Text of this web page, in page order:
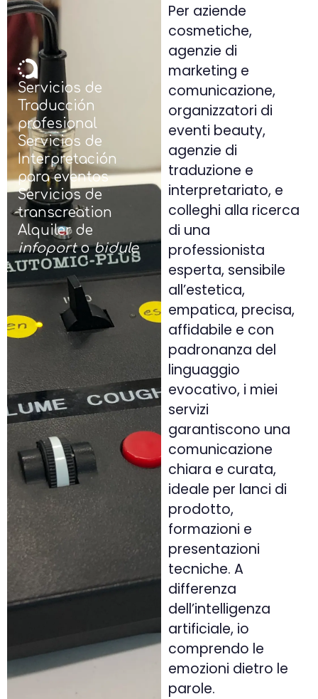
Servicios de
Traducción
profesional
Servicios de
Interpretación
para eventos
Servicios de
transcreation
Alquiler de
infoportobidule
Per aziende
cosmetiche,
agenzie di
marketing e
comunicazione,
organizzatori di
eventi beauty,
agenzie di
traduzione e
interpretariato, e
colleghi alla ricerca
di una
professionista
esperta, sensibile
all’estetica,
empatica, precisa,
affidabile e con
padronanza del
linguaggio
evocativo, i miei
servizi
garantiscono una
comunicazione
chiara e curata,
ideale per lanci di
prodotto,
formazioni e
presentazioni
tecniche. A
differenza
dell’intelligenza
artificiale, io
comprendo le
emozioni dietro le
parole.